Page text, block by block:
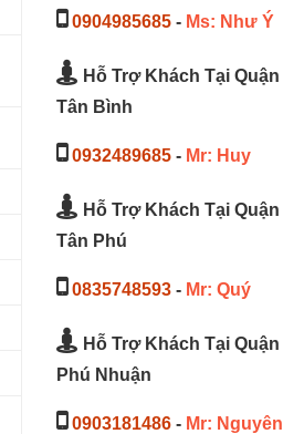
0904985685- Ms: Như Ý
Hỗ Trợ Khách Tại Quận
Tân Bình
0932489685- Mr: Huy
Hỗ Trợ Khách Tại Quận
Tân Phú
0835748593- Mr: Quý
Hỗ Trợ Khách Tại Quận
Phú Nhuận
0903181486- Mr: Nguyên